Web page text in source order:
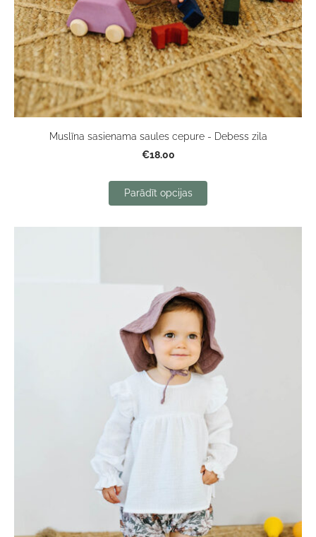
Muslīna sasienama saules cepure - Debess zila
€18.00
Parādīt opcijas